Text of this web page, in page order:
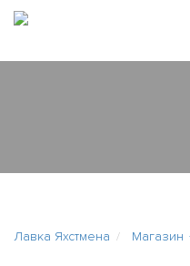
Лавка Яхстмена Магазин